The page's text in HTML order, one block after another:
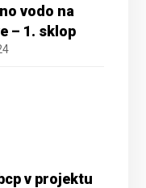
vodo na
– 1. sklop
v projektu